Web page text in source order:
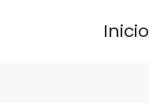
Inicio